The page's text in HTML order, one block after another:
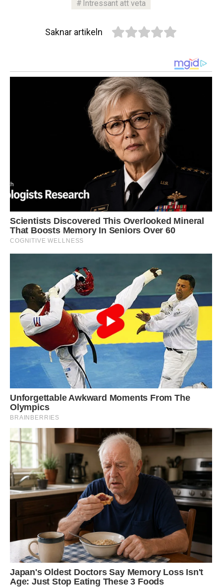
Intressant att veta
Saknar artikeln